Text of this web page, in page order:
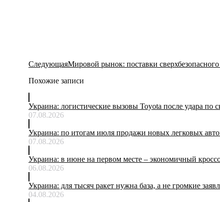
СледующаяСледующая
Мировой рынок: поставки
Похожие записи
Украина: логистические вызовы Toyota после удара по
07.08.2026
Украина: по итогам июля продажи новых легковых
07.08.2026
Украина: в июне на первом месте – экономичный
06.08.2026
Украина: для тысяч ракет нужна база, а не громкие
04.08.2026